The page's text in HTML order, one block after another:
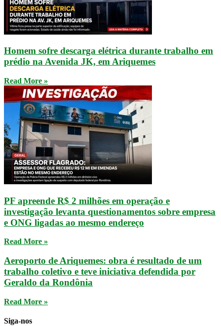
Homem sofre descarga elétrica durante trabalho em
prédio na Avenida JK, em Ariquemes
Read More »
PF apreende R$ 2 milhões em operação e
investigação levanta questionamentos sobre empresa
e ONG ligadas ao mesmo endereço
Read More »
Aeroporto de Ariquemes: obra é resultado de um
trabalho coletivo e teve iniciativa defendida por
Geraldo da Rondônia
Read More »
Siga-nos